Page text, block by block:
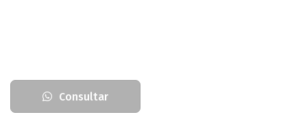
Consultar